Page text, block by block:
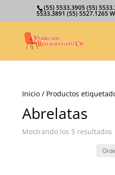
(55) 5533.3905 (55)
5533.3891 (55) 5527.1265
Inicio/ Productos
Abrelatas
Mostrando los 5 resultados